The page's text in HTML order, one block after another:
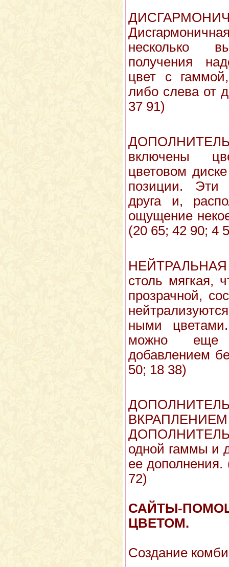
несколько
получения
цвет с
либо слева от
37 91)
включены
цветовом
пози­ции. Эти
друга и,
ощущение
(20 65; 42 90; 4
столь мягкая,
прозрачной,
ными
можно еще
добавлением
50; 18 38)
одной гаммы и
ее
72)
САЙТЫ-
ЦВЕТОМ.
Создание